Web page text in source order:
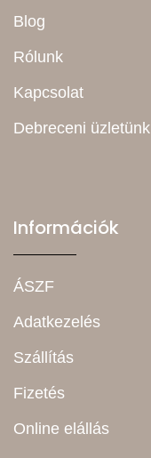
Blog
Rólunk
Kapcsolat
Debreceni üzletünk
Információk
ÁSZF
Adatkezelés
Szállítás
Fizetés
Online elállás